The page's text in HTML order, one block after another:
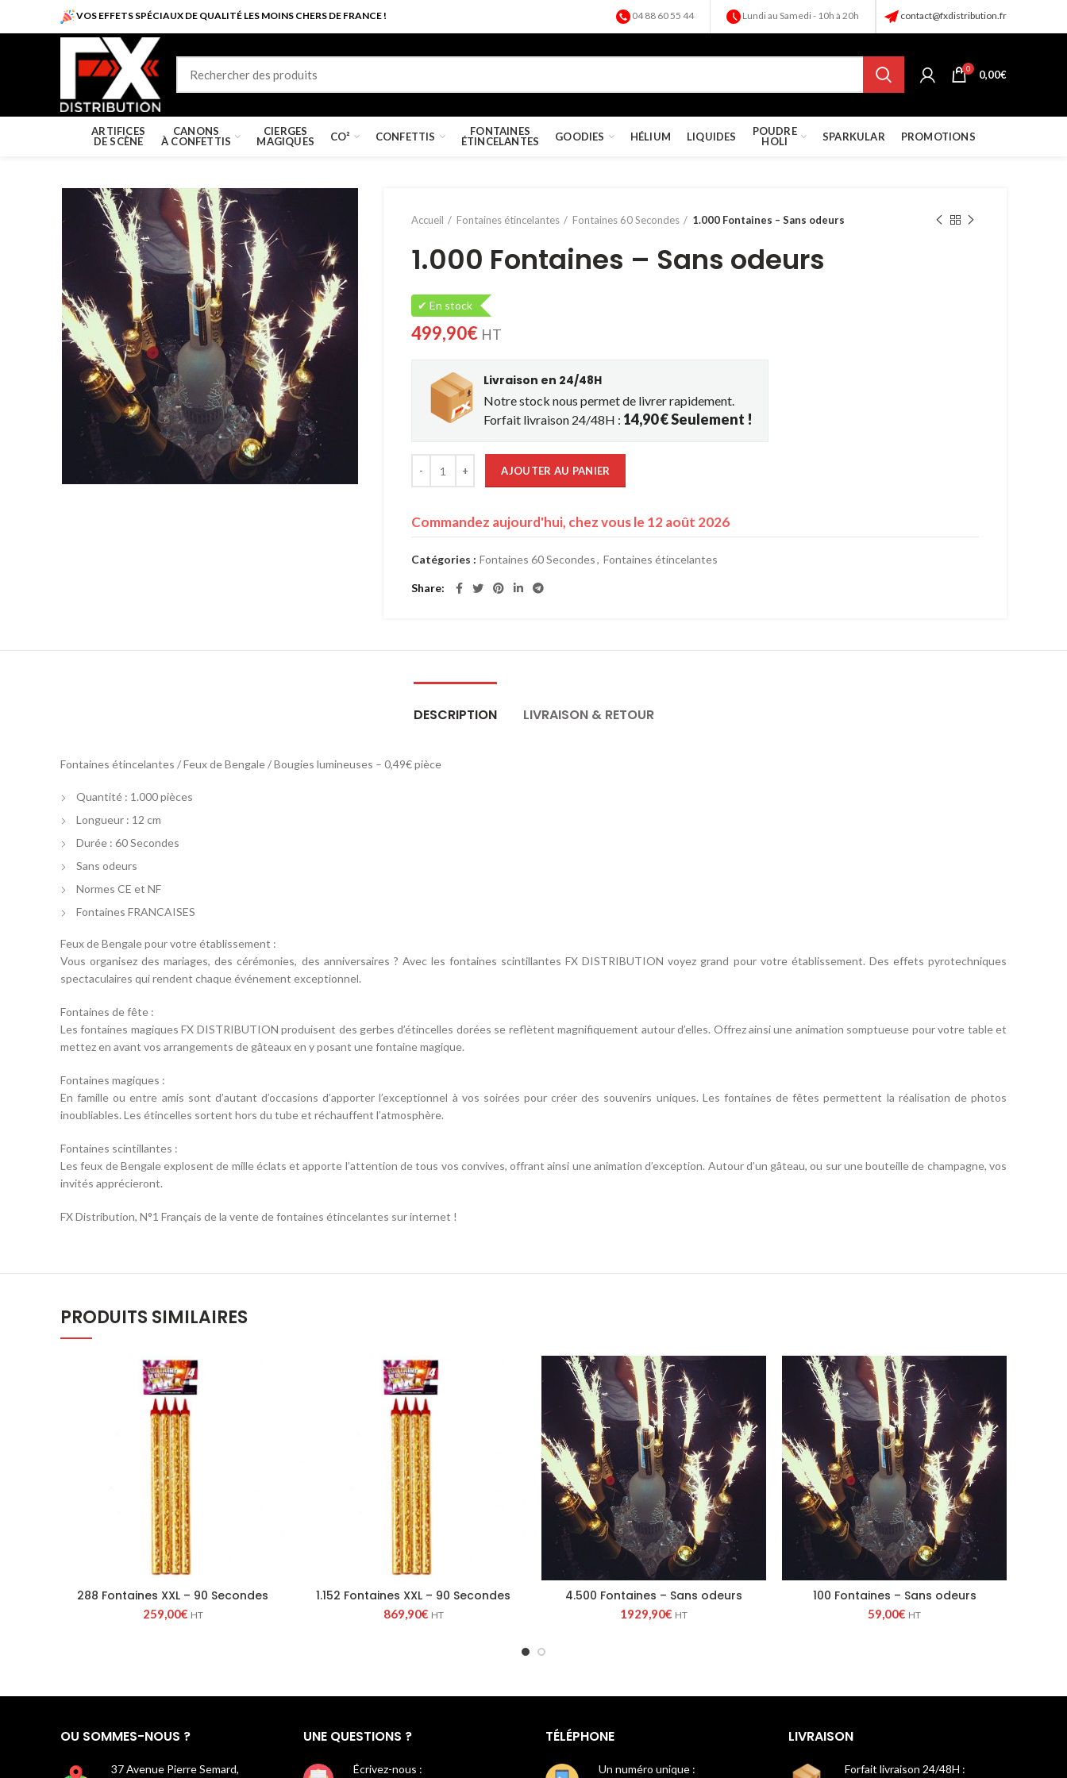
VOS EFFETS SPÉCIAUX DE QUALITÉ LES MOINS CHERS DE FRANCE ! 04 88 60 55 44 Lundi au Samedi - 10h à 20h contact@fxdistribution.fr
0 0,00€
ARTIFICES
DE SCÈNE
CANONS
À CONFETTIS
CIERGES
MAGIQUES
CO² CONFETTIS
FONTAINES
ÉTINCELANTES
GOODIES HÉLIUM LIQUIDES
POUDRE
HOLI
SPARKULAR PROMOTIONS
Accueil Fontaines étincelantes Fontaines 60 Secondes 1.000 Fontaines – Sans odeurs
1.000 Fontaines – Sans odeurs
✔ En stock
499,90€ HT
Livraison en 24/48H
Notre stock nous permet de livrer rapidement.
Forfait livraison 24/48H : 14,90 € Seulement !
AJOUTER AU PANIER
Commandez aujourd'hui, chez vous le 12 août 2026
Catégories : Fontaines 60 Secondes, Fontaines étincelantes
Share
DESCRIPTION LIVRAISON & RETOUR
Fontaines étincelantes / Feux de Bengale / Bougies lumineuses – 0,49€ pièce
Quantité : 1.000 pièces
Longueur : 12 cm
Durée : 60 Secondes
Sans odeurs
Normes CE et NF
Fontaines FRANCAISES
Feux de Bengale pour votre établissement :
Vous organisez des mariages, des cérémonies, des anniversaires ? Avec les fontaines scintillantes FX DISTRIBUTION voyez grand pour votre établissement. Des effets pyrotechniques
spectaculaires qui rendent chaque événement exceptionnel.
Fontaines de fête :
Les fontaines magiques FX DISTRIBUTION produisent des gerbes d’étincelles dorées se reflètent magnifiquement autour d’elles. Offrez ainsi une animation somptueuse pour votre table et
mettez en avant vos arrangements de gâteaux en y posant une fontaine magique.
Fontaines magiques :
En famille ou entre amis sont d’autant d’occasions d’apporter l’exceptionnel à vos soirées pour créer des souvenirs uniques. Les fontaines de fêtes permettent la réalisation de photos
inoubliables. Les étincelles sortent hors du tube et réchauffent l’atmosphère.
Fontaines scintillantes :
Les feux de Bengale explosent de mille éclats et apporte l’attention de tous vos convives, offrant ainsi une animation d’exception. Autour d’un gâteau, ou sur une bouteille de champagne, vos
invités apprécieront.
FX Distribution, N°1 Français de la vente de fontaines étincelantes sur internet !
PRODUITS SIMILAIRES
288 Fontaines XXL – 90 Secondes
259,00€ HT
1.152 Fontaines XXL – 90 Secondes
869,90€ HT
4.500 Fontaines – Sans odeurs
1929,90€ HT
100 Fontaines – Sans odeurs
59,00€ HT
OU SOMMES-NOUS ?
37 Avenue Pierre Semard,
UNE QUESTIONS ?
Écrivez-nous :
TÉLÉPHONE
Un numéro unique :
LIVRAISON
Forfait livraison 24/48H :